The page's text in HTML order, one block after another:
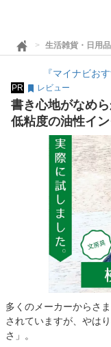
生活雑貨・日用品
『マイナビお
PR レビュー
書き心地がなめ
低粘度の油性イ
多くのメーカーからさ
されていますが、やは
さ」。